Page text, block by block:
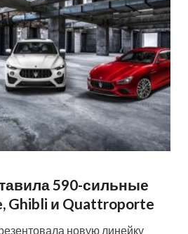
590-сильные
Ghibli и Quattroporte
новую линейку